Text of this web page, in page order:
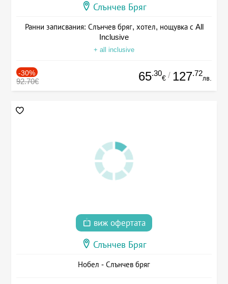
Слънчев Бряг
Ранни записвания: Слънчев бряг, хотел, нощувка с All
Inclusive
+ all inclusive
-30%
92.70€ 65.30
€ / 127.72
лв.
виж офертата
Слънчев Бряг
Нобел - Слънчев бряг